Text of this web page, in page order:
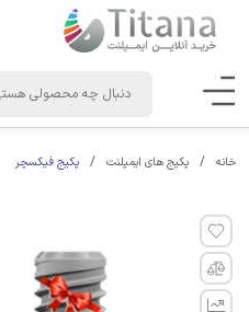
خانه پکیج های ایمپلنت پکیج فیکسچر